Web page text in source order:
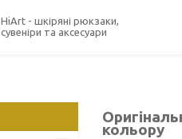
HiArt - шкіряні рюкзаки,
сувеніри та аксесуари
кольору